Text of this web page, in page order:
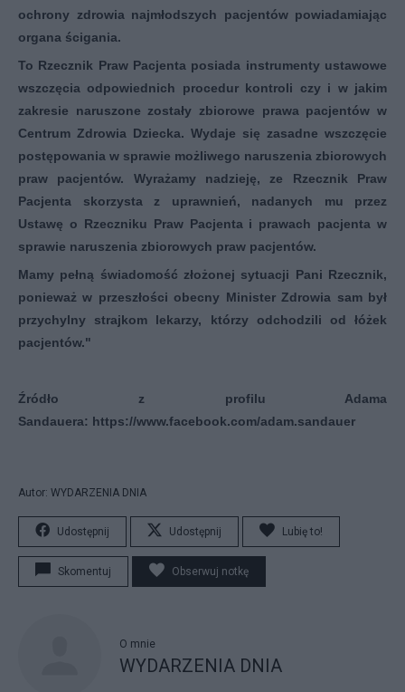
ochrony zdrowia najmłodszych pacjentów powiadamiając
organa ścigania.
To Rzecznik Praw Pacjenta posiada instrumenty ustawowe
wszczęcia odpowiednich procedur kontroli czy i w jakim
zakresie naruszone zostały zbiorowe prawa pacjentów w
Centrum Zdrowia Dziecka. Wydaje się zasadne wszczęcie
postępowania w sprawie możliwego naruszenia zbiorowych
praw pacjentów. Wyrażamy nadzieję, ze Rzecznik Praw
Pacjenta skorzysta z uprawnień, nadanych mu przez
Ustawę o Rzeczniku Praw Pacjenta i prawach pacjenta w
sprawie naruszenia zbiorowych praw pacjentów.
Mamy pełną świadomość złożonej sytuacji Pani Rzecznik,
ponieważ w przeszłości obecny Minister Zdrowia sam był
przychylny strajkom lekarzy, którzy odchodzili od łóżek
pacjentów."
Źródło z profilu Adama
Sandauera: https://www.facebook.com/adam.sandauer
Autor: WYDARZENIA DNIA
Udostępnij Udostępnij Lubię to!
Skomentuj Obserwuj notkę
O mnie
WYDARZENIA DNIA